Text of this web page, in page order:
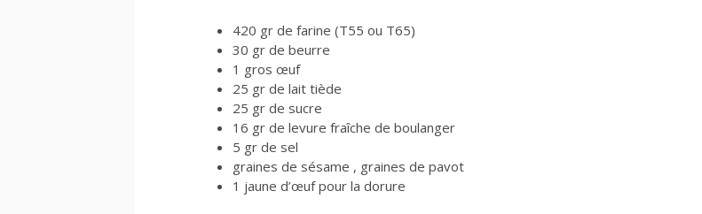
420 gr de farine (T55 ou T65)
30 gr de beurre
1 gros œuf
25 gr de lait tiède
25 gr de sucre
16 gr de levure fraîche de boulanger
5 gr de sel
graines de sésame , graines de pavot
1 jaune d’œuf pour la dorure